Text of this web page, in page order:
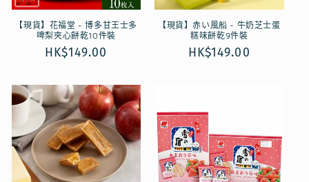
【現貨】花福堂 - 博多甘王士多
啤梨夾心餅乾10件裝
定
HK$149.00
【現貨】赤い風船 - 牛奶芝士蛋
糕味餅乾9件裝
定
HK$149.00